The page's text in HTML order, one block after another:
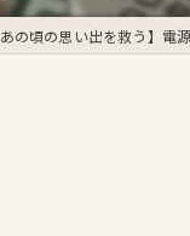
あの頃の思い出を救う】電